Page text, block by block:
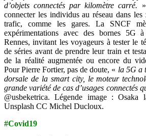
d’objets connectés par kilomètre carré.
connecter les individus au réseau dans
trafic, comme les gares. La SNCF
expérimentations avec des bornes 5G
Rennes, invitant les voyageurs à tester le
de séries avant de prendre leur train et
de la réalité augmentée ou encore du
Pour Pierre Fortier, pas de doute, « la 5G a
dorsale de la smart city, le moteur
grande variété de cas d’usages connectés
@usbeketrica. Légende image :
Unsplash CC Michel Ducloux.
#Covid19